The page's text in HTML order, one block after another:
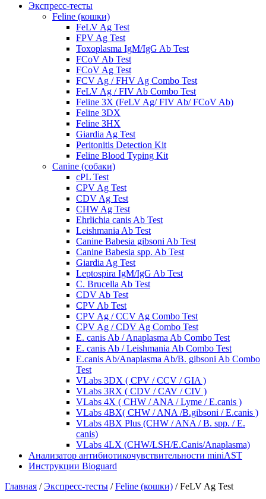
Экспресс-тесты
Feline (кошки)
FeLV Ag Test
FPV Ag Test
Toxoplasma IgM/IgG Ab Test
FCoV Ab Test
FCoV Ag Test
FCV Ag / FHV Ag Combo Test
FeLV Ag / FIV Ab Combo Test
Feline 3X (FeLV Ag/ FIV Ab/ FCoV Ab)
Feline 3DX
Feline 3HX
Giardia Ag Test
Peritonitis Detection Kit
Feline Blood Typing Kit
Canine (собаки)
cPL Test
CPV Ag Test
CDV Ag Test
CHW Ag Test
Ehrlichia canis Ab Test
Leishmania Ab Test
Canine Babesia gibsoni Ab Test
Canine Babesia spp. Ab Test
Giardia Ag Test
Leptospira IgM/IgG Ab Test
C. Brucella Ab Test
CDV Ab Test
CPV Ab Test
CPV Ag / CCV Ag Combo Test
CPV Ag / CDV Ag Combo Test
E. canis Ab / Anaplasma Ab Combo Test
E. canis Ab / Leishmania Ab Combo Test
E.canis Ab/Anaplasma Ab/B. gibsoni Ab Combo
Test
VLabs 3DX ( CPV / CCV / GIA )
VLabs 3RX ( CDV / CAV / CIV )
VLabs 4X ( CHW / ANA / Lyme / E.canis )
VLabs 4BX( CHW / ANA /B.gibsoni / E.canis )
VLabs 4BX Plus (CHW / ANA / B. spp. / E.
canis)
VLabs 4LX (CHW/LSH/E.Canis/Anaplasma)
Анализатор антибиотикочувствительности miniAST
Инструкции Bioguard
Главная /Экспресс-тесты /Feline (кошки) /FeLV Ag Test